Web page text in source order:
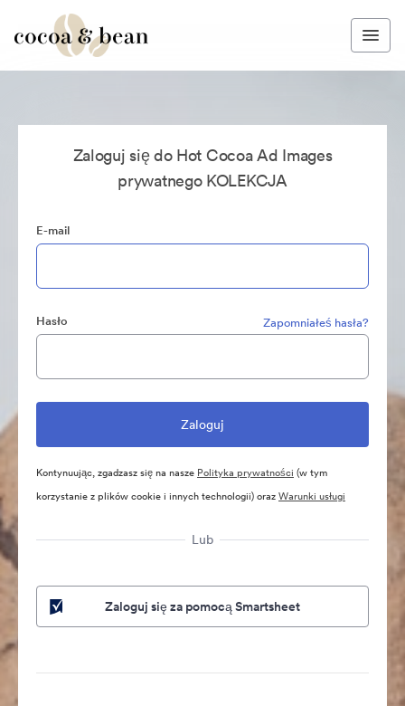
Zaloguj się do Hot Cocoa Ad Images
prywatnego KOLEKCJA
E-mail
Hasło Zapomniałeś hasła?
Kontynuując, zgadzasz się na nasze Polityka prywatności (w tym
korzystanie z plików cookie i innych technologii) orazWarunki usługi
Lub
Zaloguj się za pomocą Smartsheet